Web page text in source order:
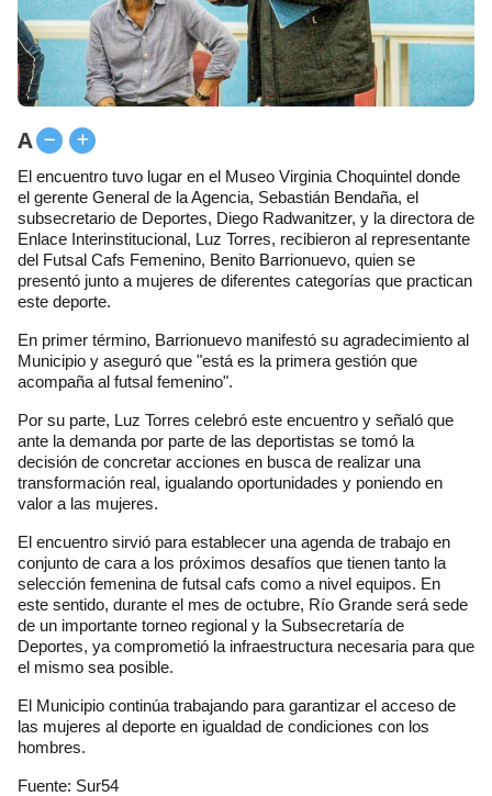
A
El encuentro tuvo lugar en el Museo Virginia Choquintel donde
el gerente General de la Agencia, Sebastián Bendaña, el
subsecretario de Deportes, Diego Radwanitzer, y la directora de
Enlace Interinstitucional, Luz Torres, recibieron al representante
del Futsal Cafs Femenino, Benito Barrionuevo, quien se
presentó junto a mujeres de diferentes categorías que practican
este deporte.
En primer término, Barrionuevo manifestó su agradecimiento al
Municipio y aseguró que "está es la primera gestión que
acompaña al futsal femenino".
Por su parte, Luz Torres celebró este encuentro y señaló que
ante la demanda por parte de las deportistas se tomó la
decisión de concretar acciones en busca de realizar una
transformación real, igualando oportunidades y poniendo en
valor a las mujeres.
El encuentro sirvió para establecer una agenda de trabajo en
conjunto de cara a los próximos desafíos que tienen tanto la
selección femenina de futsal cafs como a nivel equipos. En
este sentido, durante el mes de octubre, Río Grande será sede
de un importante torneo regional y la Subsecretaría de
Deportes, ya comprometió la infraestructura necesaria para que
el mismo sea posible.
El Municipio continúa trabajando para garantizar el acceso de
las mujeres al deporte en igualdad de condiciones con los
hombres.
Fuente: Sur54